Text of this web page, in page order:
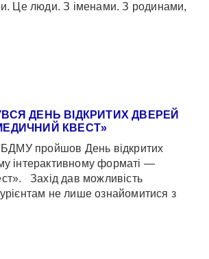
Це люди. З іменами. З родинами,
ДЕНЬ ВІДКРИТИХ ДВЕРЕЙ
КВЕСТ»
БДМУ пройшов День відкритих
інтерактивному форматі —
Захід дав можливість
не лише ознайомитися з